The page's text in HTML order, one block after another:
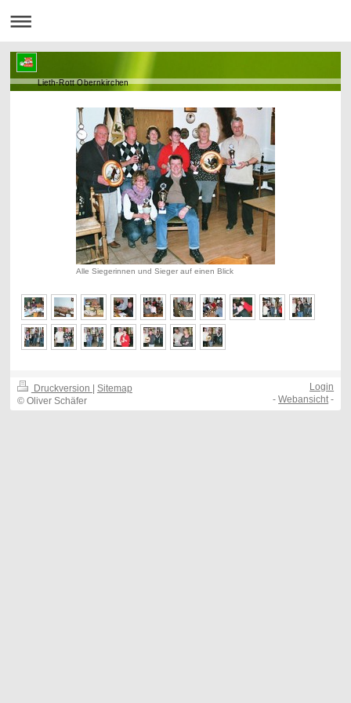
Lieth-Rott Obernkirchen
Alle Siegerinnen und Sieger auf einen Blick
Druckversion | Sitemap
© Oliver Schäfer
Login
-Webansicht -